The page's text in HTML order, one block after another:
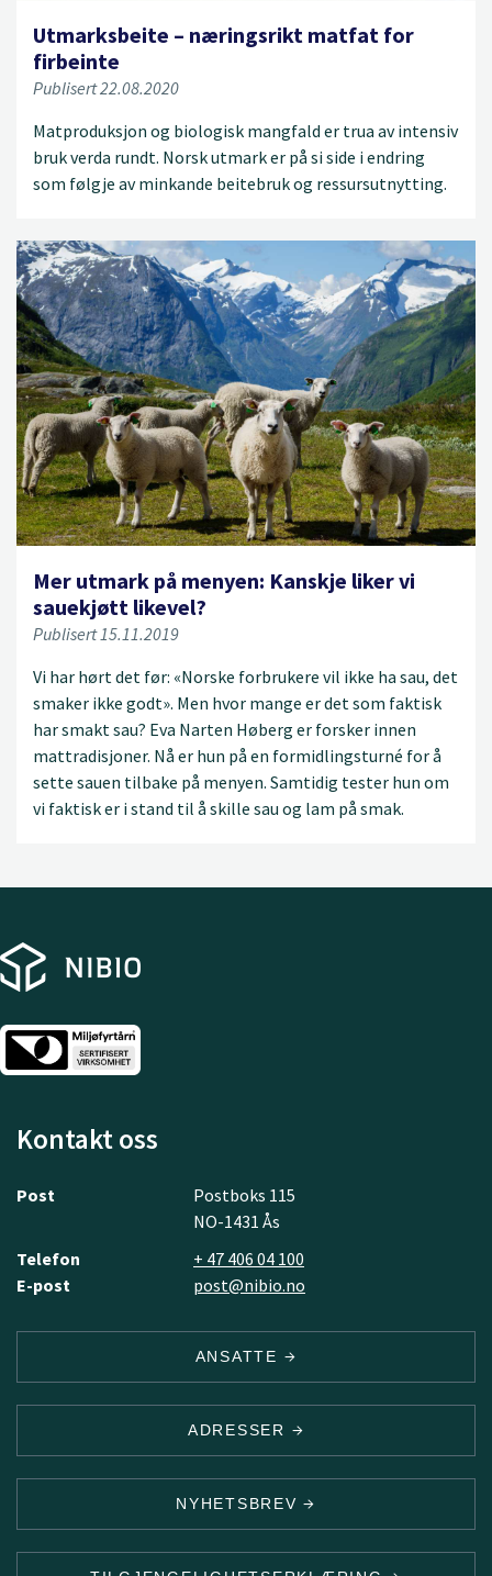
Utmarksbeite – næringsrikt matfat for
firbeinte
Publisert 22.08.2020
Matproduksjon og biologisk mangfald er trua av intensiv
bruk verda rundt. Norsk utmark er på si side i endring
som følgje av minkande beitebruk og ressursutnytting.
Mer utmark på menyen: Kanskje liker vi
sauekjøtt likevel?
Publisert 15.11.2019
Vi har hørt det før: «Norske forbrukere vil ikke ha sau, det
smaker ikke godt». Men hvor mange er det som faktisk
har smakt sau? Eva Narten Høberg er forsker innen
mattradisjoner. Nå er hun på en formidlingsturné for å
sette sauen tilbake på menyen. Samtidig tester hun om
vi faktisk er i stand til å skille sau og lam på smak.
Kontakt oss
Post
Postboks 115
NO-1431 Ås
Telefon
+ 47 406 04 100
E-post
post@nibio.no
ANSATTE
ADRESSER
NYHETSBREV